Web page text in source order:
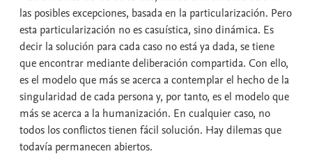
las posibles excepciones, basada en la particularización. Pero
esta particularización no es casuística, sino dinámica. Es
decir la solución para cada caso no está ya dada, se tiene
que encontrar mediante deliberación compartida. Con ello,
es el modelo que más se acerca a contemplar el hecho de la
singularidad de cada persona y, por tanto, es el modelo que
más se acerca a la humanización. En cualquier caso, no
todos los conflictos tienen fácil solución. Hay dilemas que
todavía permanecen abiertos.